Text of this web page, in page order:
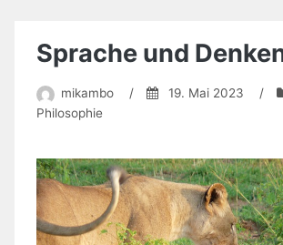
Sprache und
mikambo / 19. Mai 2023
/
Philosophie